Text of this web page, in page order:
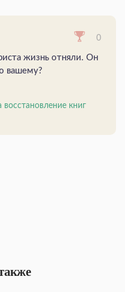
0
жизнь отняли. Он
вашему?
книг